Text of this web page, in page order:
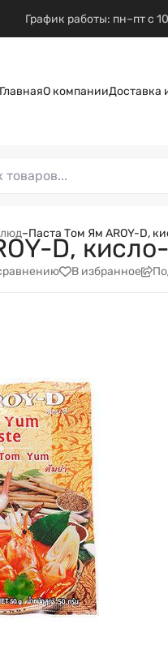
График работы: пн–пт с
ГлавнаяО компанииДоставка
–Паста Том Ям AROY-D,
D,
В избранное